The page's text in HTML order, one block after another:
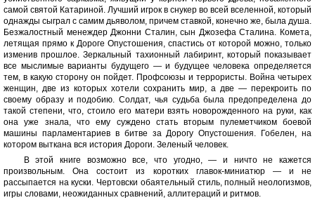
самой святой Катариной. Лучший игрок в снукер во всей вселенной, который
однажды сыграл с самим дьяволом, причем ставкой, конечно же, была душа.
Безжалостный менеждер Джонни Сталин, сын Джозефа Сталина. Комета,
летящая прямо к Дороге Опустошения, спастись от которой можно, только
изменив прошлое. Зеркальный тахионный лабиринт, который показывает
все мыслимые варианты будущего — и будущее человека определяется
тем, в какую сторону он пойдет. Профсоюзы и террористы. Война четырех
женщин, две из которых хотели сохранить мир, а две — перекроить по
своему образу и подобию. Солдат, чья судьба была предопределена до
такой степени, что, стоило его матери взять новорожденного на руки, как
она уже знала, что ему суждено стать вторым пулеметчиком боевой
машины парламентариев в битве за Дорогу Опустошения. Гобелен, на
котором выткана вся история Дороги. Зеленый человек.
В этой книге возможно все, что угодно, — и ничто не кажется
произвольным. Она состоит из коротких главок-миниатюр — и не
рассыпается на куски. Чертовски обаятельный стиль, полный неологизмов,
игры словами, неожиданных сравнений, аллитераций и ритмов.